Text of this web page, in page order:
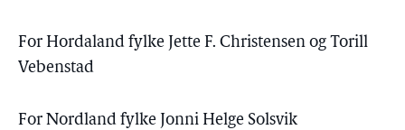
For Hordaland fylke Jette F. Christensen og Torill
Vebenstad
For Nordland fylke Jonni Helge Solsvik